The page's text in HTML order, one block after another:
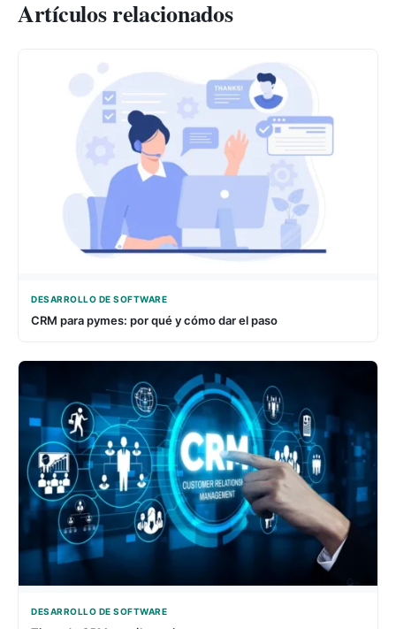
Artículos relacionados
DESARROLLO DE SOFTWARE
CRM para pymes: por qué y cómo dar el paso
DESARROLLO DE SOFTWARE